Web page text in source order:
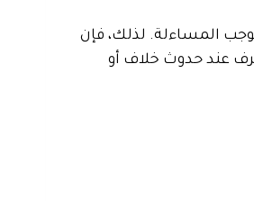
المساءلة. لذلك، فإن
عند حدوث خلاف أو